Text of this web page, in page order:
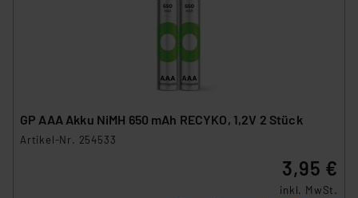
GP AAA Akku NiMH 650 mAh RECYKO, 1,2V 2 Stück
Artikel-Nr. 254533
3,95 €
inkl. MwSt.